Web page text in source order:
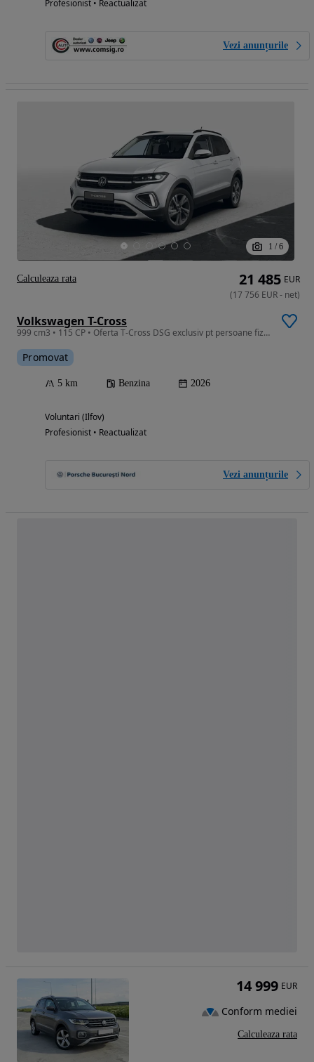
Profesionist • Reactualizat
Vezi anunțurile
1 / 6
Volkswagen T-Cross
999 cm3 • 115 CP • Oferta T-Cross DSG exclusiv pt persoane fizice cu PROGRAM RABLA 2026
Promovat
5 km Benzina 2026
Voluntari (Ilfov)
Profesionist • Reactualizat
Vezi anunțurile
21 485 EUR
(17 756 EUR- net)
Calculeaza rata
14 999 EUR
Conform mediei
Calculeaza rata